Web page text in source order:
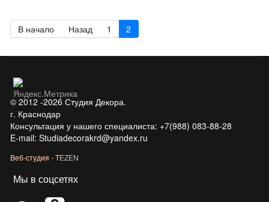
В начало Назад 1 2
© 2012 -2026 Студия Декора.
г. Краснодар
Консультация у нашего специалиста: +7(988) 083-88-28
E-mail: Studiadecorakrd@yandex.ru
Веб-студия - TEZEN
Мы в соцсетях